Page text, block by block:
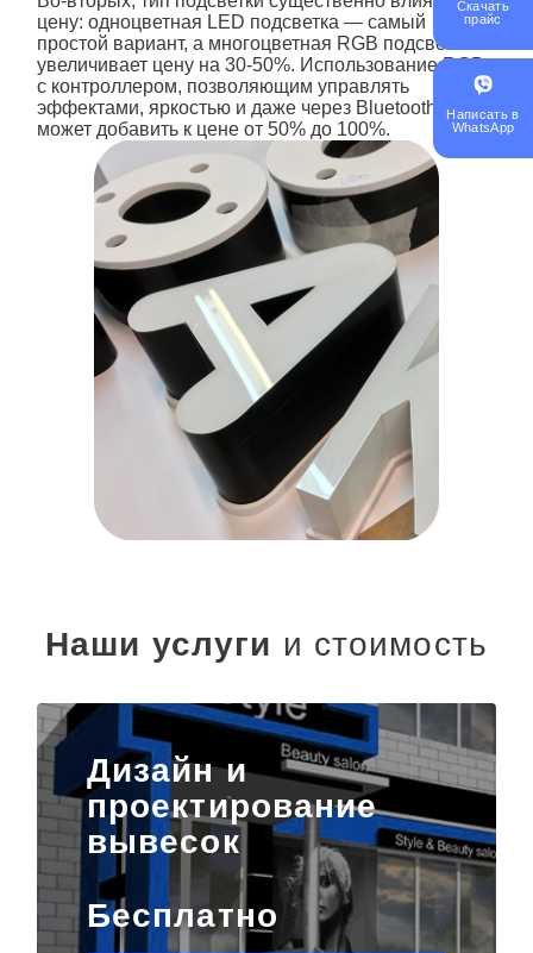
цену: одноцветная LED подсветка — самый
простой вариант, а многоцветная RGB подсветка
увеличивает цену на 30-50%. Использование RGB
с контроллером, позволяющим управлять
эффектами, яркостью и даже через Bluetooth,
может добавить к цене от 50% до 100%.
Наши услуги и стоимость
Дизайн и
проектирование
вывесок
Бесплатно
Скачать
прайс
Написать в
WhatsApp